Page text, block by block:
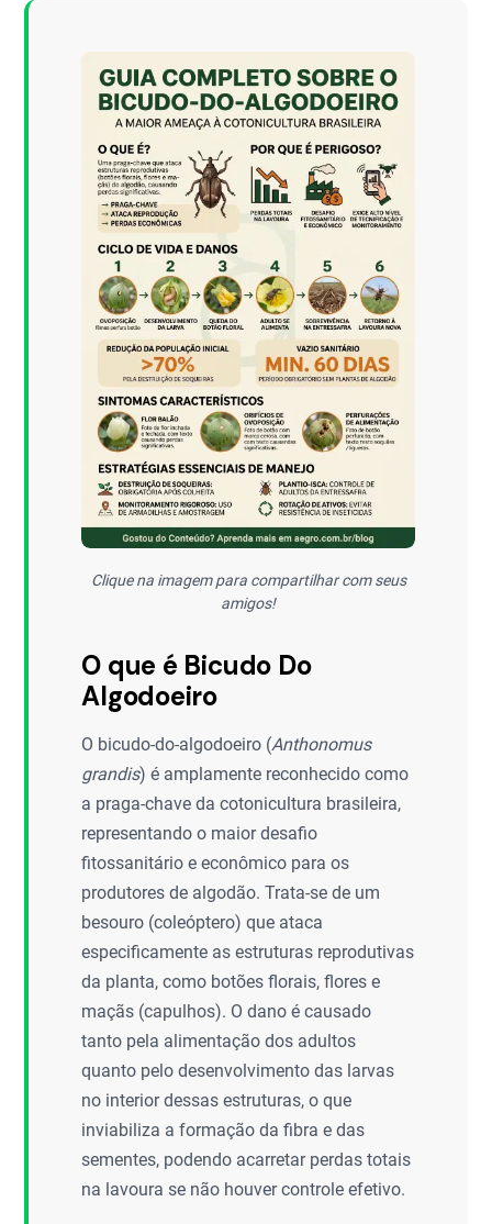
Clique na imagem para compartilhar com seus
amigos!
O que é Bicudo Do
Algodoeiro
O bicudo-do-algodoeiro (Anthonomus
grandis) é amplamente reconhecido como
a praga-chave da cotonicultura brasileira,
representando o maior desafio
fitossanitário e econômico para os
produtores de algodão. Trata-se de um
besouro (coleóptero) que ataca
especificamente as estruturas reprodutivas
da planta, como botões florais, flores e
maçãs (capulhos). O dano é causado
tanto pela alimentação dos adultos
quanto pelo desenvolvimento das larvas
no interior dessas estruturas, o que
inviabiliza a formação da fibra e das
sementes, podendo acarretar perdas totais
na lavoura se não houver controle efetivo.